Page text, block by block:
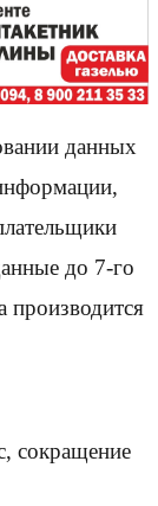
данных
до 7-го
производится
сокращение